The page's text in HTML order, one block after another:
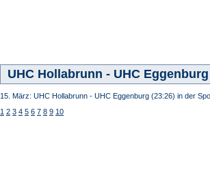
UHC Hollabrunn - UHC
15. März: UHC Hollabrunn - UHC Eggenburg (23:26) in der
1 2 3 4 5 6 7 8 9 10